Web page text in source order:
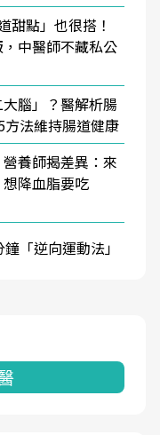
甜點」也很搭！
，中醫師不藏私公
腦」？醫解析腸
法維持腸道健康
養師揭差異：來
降血脂要吃
「逆向運動法」